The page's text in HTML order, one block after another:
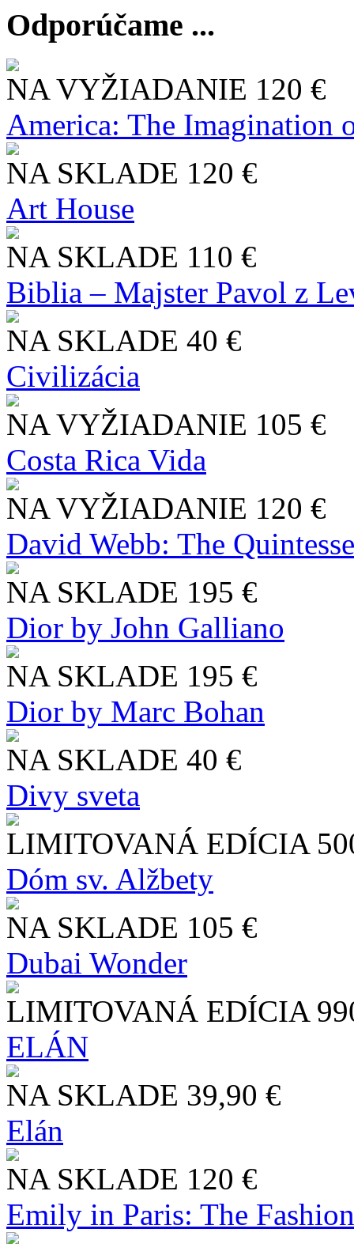
Odporúčame ...
NA VYŽIADANIE 120 €
America: The Imagination
NA SKLADE 120 €
Art House
NA SKLADE 110 €
Biblia – Majster Pavol z
NA SKLADE 40 €
Civilizácia
NA VYŽIADANIE 105 €
Costa Rica Vida
NA VYŽIADANIE 120 €
David Webb: The
NA SKLADE 195 €
Dior by John Galliano
NA SKLADE 195 €
Dior by Marc Bohan
NA SKLADE 40 €
Divy sveta
LIMITOVANÁ EDÍCIA
Dóm sv. Alžbety
NA SKLADE 105 €
Dubai Wonder
LIMITOVANÁ EDÍCIA
ELÁN
NA SKLADE 39,90 €
Elán
NA SKLADE 120 €
Emily in Paris: The